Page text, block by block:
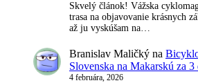
Skvelý článok! Vážska
trasa na objavovanie krásnych
až ju vyskúšam na…
Branislav Maličký na
Slovenska na Makarskú za 3
4 februára, 2026